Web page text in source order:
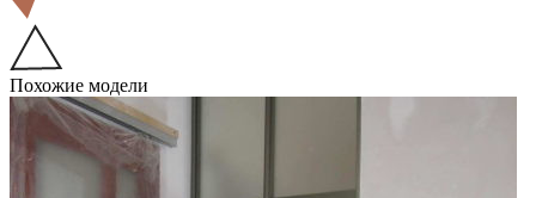
Похожие модели